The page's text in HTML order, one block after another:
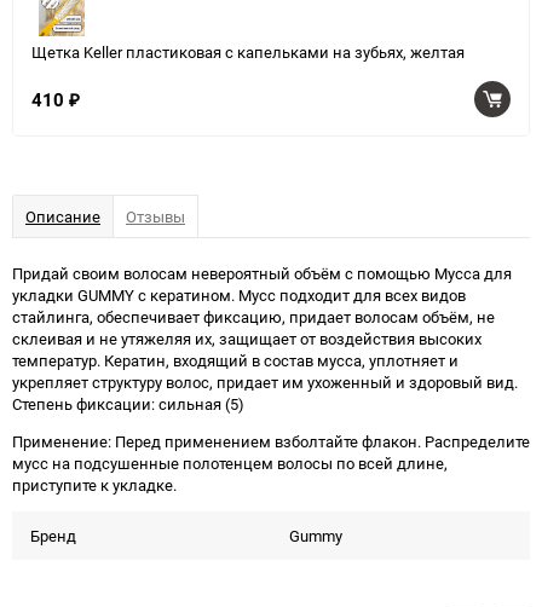
Щетка Keller пластиковая с капельками на зубьях, желтая
410 ₽
Описание Отзывы
Придай своим волосам невероятный объём с помощью Мусса для
укладки GUMMY с кератином. Мусс подходит для всех видов
стайлинга, обеспечивает фиксацию, придает волосам объём, не
склеивая и не утяжеляя их, защищает от воздействия высоких
температур. Кератин, входящий в состав мусса, уплотняет и
укрепляет структуру волос, придает им ухоженный и здоровый вид.
Степень фиксации: сильная (5)
Применение: Перед применением взболтайте флакон. Распределите
мусс на подсушенные полотенцем волосы по всей длине,
приступите к укладке.
Бренд Gummy